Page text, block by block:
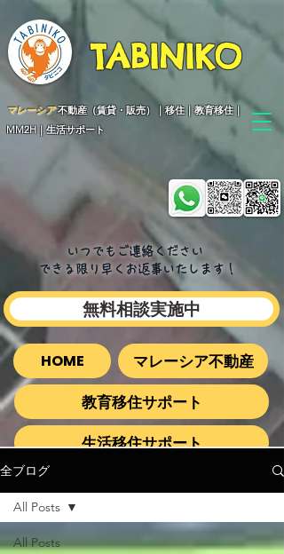
TABINIKO
マレーシア不動産（賃貸・販売）｜移住｜教育移住｜
MM2H｜生活サポート
いつでもご連絡ください
できる限り早くお返事いたします​！
無料相談実施中
HOME
マレーシア不動産
教育移住サポート
生活移住サポート
全ブログ
All Posts
All Posts